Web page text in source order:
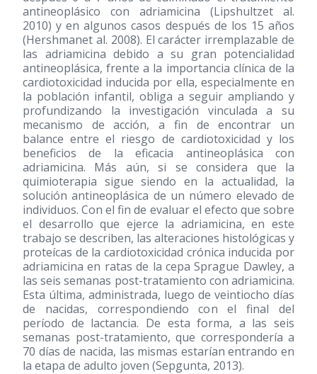
antineoplásico con adriamicina (Lipshultzet al.
2010) y en algunos casos después de los 15 años
(Hershmanet al. 2008). El carácter irremplazable de
las adriamicina debido a su gran potencialidad
antineoplásica, frente a la importancia clínica de la
cardiotoxicidad inducida por ella, especialmente en
la población infantil, obliga a seguir ampliando y
profundizando la investigación vinculada a su
mecanismo de acción, a fin de encontrar un
balance entre el riesgo de cardiotoxicidad y los
beneficios de la eficacia antineoplásica con
adriamicina. Más aún, si se considera que la
quimioterapia sigue siendo en la actualidad, la
solución antineoplásica de un número elevado de
individuos. Con el fin de evaluar el efecto que sobre
el desarrollo que ejerce la adriamicina, en este
trabajo se describen, las alteraciones histológicas y
proteícas de la cardiotoxicidad crónica inducida por
adriamicina en ratas de la cepa Sprague Dawley, a
las seis semanas post-tratamiento con adriamicina.
Esta última, administrada, luego de veintiocho días
de nacidas, correspondiendo con el final del
período de lactancia. De esta forma, a las seis
semanas post-tratamiento, que correspondería a
70 días de nacida, las mismas estarían entrando en
la etapa de adulto joven (Sepgunta, 2013).